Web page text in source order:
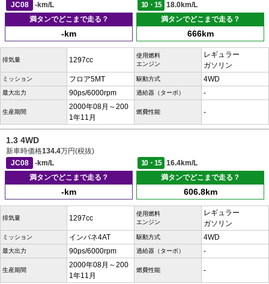
JC08
-km/L 10・15
18.0km/L
満タンでどこまで走る？
-km
満タンでどこまで走る？
666km
排気量 1297cc
使用燃料
エンジン
レギュラー
ガソリン
ミッション フロア5MT 駆動方式 4WD
最大出力 90ps/6000rpm 過給器（ターボ） -
生産期間
2000年08月～200
1年11月
燃費性能 -
1.3 4WD
新車時価格134.4万円(税抜)
JC08
-km/L 10・15
16.4km/L
満タンでどこまで走る？
-km
満タンでどこまで走る？
606.8km
排気量 1297cc
使用燃料
エンジン
レギュラー
ガソリン
ミッション インパネ4AT 駆動方式 4WD
最大出力 90ps/6000rpm 過給器（ターボ） -
生産期間
2000年08月～200
1年11月
燃費性能 -